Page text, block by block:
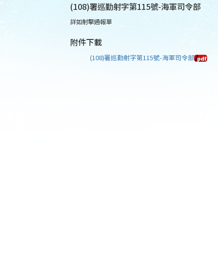
(108)署巡勤射字第115號-海軍司令部
詳如射擊通報單
附件下載
(108)署巡勤射字第115號-海軍司令部